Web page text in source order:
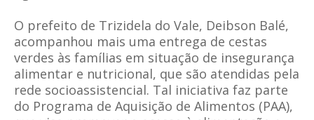
O prefeito de Trizidela do Vale, Deibson Balé,
acompanhou mais uma entrega de cestas
verdes às famílias em situação de insegurança
alimentar e nutricional, que são atendidas pela
rede socioassistencial. Tal iniciativa faz parte
do Programa de Aquisição de Alimentos (PAA),